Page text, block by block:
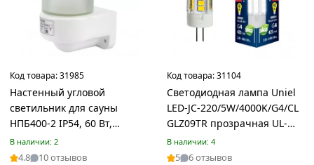
по
акции:
259
Пена,
Клея,
Герметики
Товаров
по
акции:
120
Код товара:31985
Настенный угловой
светильник для сауны
НПБ400-2 IP54, 60 Вт,
белый, SQ0303-0050
В наличии: 2
4.8 10 отзывов
Код товара:31104
Светодиодная лампа Uniel
LED-JC-220/5W/4000K/G4/CL
GLZ09TR прозрачная UL-
00006745
В наличии: 4
5 6 отзывов